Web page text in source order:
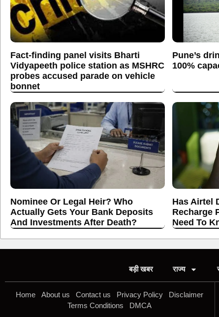
Fact-finding panel visits Bharti
Vidyapeeth police station as MSHRC
probes accused parade on vehicle
bonnet
Pune’s
100%
Nominee Or Legal Heir? Who
Actually Gets Your Bank Deposits
And Investments After Death?
Has Airtel
Recharge
Need To
बड़ी खबर राज्य
Home About us Contact us Privacy Policy
Disclaimer
Terms Conditions
DMCA